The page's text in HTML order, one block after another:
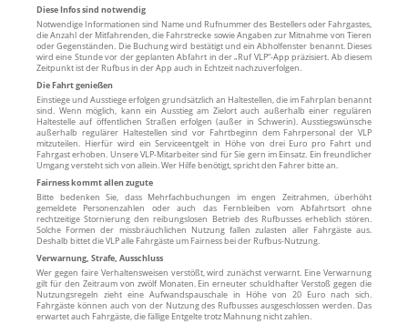
Diese Infos sind notwendig
Notwendige Informationen sind Name und Rufnummer des Bestellers oder Fahrgastes,
die Anzahl der Mitfahrenden, die Fahrstrecke sowie Angaben zur Mitnahme von Tieren
oder Gegenständen. Die Buchung wird bestätigt und ein Abholfenster benannt. Dieses
wird eine Stunde vor der geplanten Abfahrt in der „Ruf VLP“-App präzisiert. Ab diesem
Zeitpunkt ist der Rufbus in der App auch in Echtzeit nachzuverfolgen.
Die Fahrt genießen
Einstiege und Ausstiege erfolgen grundsätzlich an Haltestellen, die im Fahrplan benannt
sind. Wenn möglich, kann ein Ausstieg am Zielort auch außerhalb einer regulären
Haltestelle auf öffentlichen Straßen erfolgen (außer in Schwerin). Ausstiegswünsche
außerhalb regulärer Haltestellen sind vor Fahrtbeginn dem Fahrpersonal der VLP
mitzuteilen. Hierfür wird ein Serviceentgelt in Höhe von drei Euro pro Fahrt und
Fahrgast erhoben. Unsere VLP-Mitarbeiter sind für Sie gern im Einsatz. Ein freundlicher
Umgang versteht sich von allein. Wer Hilfe benötigt, spricht den Fahrer bitte an.
Fairness kommt allen zugute
Bitte bedenken Sie, dass Mehrfachbuchungen im engen Zeitrahmen, überhöht
gemeldete Personenzahlen oder auch das Fernbleiben vom Abfahrtsort ohne
rechtzeitige Stornierung den reibungslosen Betrieb des Rufbusses erheblich stören.
Solche Formen der missbräuchlichen Nutzung fallen zulasten aller Fahrgäste aus.
Deshalb bittet die VLP alle Fahrgäste um Fairness bei der Rufbus-Nutzung.
Verwarnung, Strafe, Ausschluss
Wer gegen faire Verhaltensweisen verstößt, wird zunächst verwarnt. Eine Verwarnung
gilt für den Zeitraum von zwölf Monaten. Ein erneuter schuldhafter Verstoß gegen die
Nutzungsregeln zieht eine Aufwandspauschale in Höhe von 20 Euro nach sich.
Fahrgäste können auch von der Nutzung des Rufbusses ausgeschlossen werden. Das
erwartet auch Fahrgäste, die fällige Entgelte trotz Mahnung nicht zahlen.